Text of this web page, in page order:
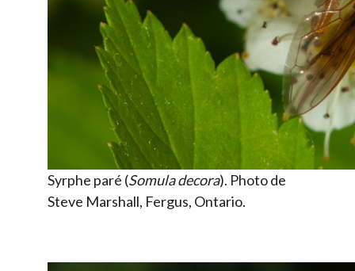
Syrphe paré (Somula decora). Photo de
Steve Marshall, Fergus, Ontario.